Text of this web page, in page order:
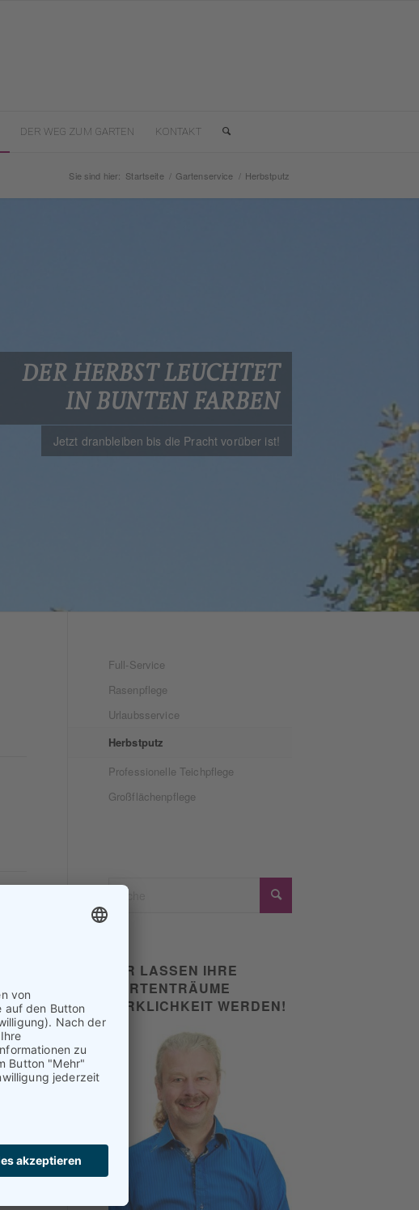
DER WEG ZUM GARTEN KONTAKT
Sie sind hier: Startseite / Gartenservice / Herbstputz
DER HERBST LEUCHTET
IN BUNTEN FARBEN
Jetzt dranbleiben bis die Pracht vorüber ist!
Full-Service
Rasenpflege
Urlaubsservice
Herbstputz
Professionelle Teichpflege
Großflächenpflege
WIR LASSEN IHRE
GARTENTRÄUME
WIRKLICHKEIT WERDEN!